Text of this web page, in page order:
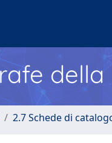
2.7 Schede di